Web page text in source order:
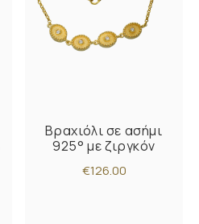
Βραχιόλι σε ασήμι
925° με ζιργκόν
€126.00